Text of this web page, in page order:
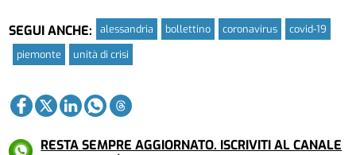
SEGUI ANCHE: alessandria bollettino coronavirus
covid-19
piemonte
unità di crisi
RESTA SEMPRE AGGIORNATO. ISCRIVITI AL CANALE